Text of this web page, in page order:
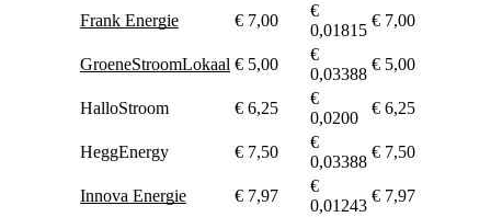
Frank Energie € 7,00
€
0,01815
€ 7,00
GroeneStroomLokaal € 5,00
€
0,03388
€ 5,00
HalloStroom € 6,25
€
0,0200
€ 6,25
HeggEnergy € 7,50
€
0,03388
€ 7,50
Innova Energie € 7,97
€
0,01243
€ 7,97